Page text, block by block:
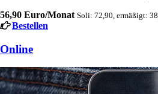
56,90 Euro/Monat Soli: 72,90, ermäßigt:
Bestellen
Online